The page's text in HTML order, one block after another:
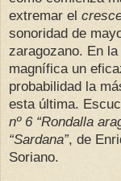
extremar el
sonoridad de
zaragozano. En
magnífica un
probabilidad la
esta última.
nº 6 “Rondalla
“Sardana”, de
Soriano.